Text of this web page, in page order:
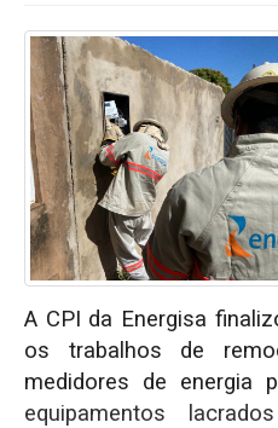
A CPI da Energisa
os trabalhos de
medidores de energia
equipamentos